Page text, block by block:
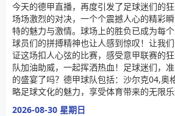
今天的德甲直播，再度引发了足球迷们的
场场激烈的对决，一个个震撼人心的精彩
特的魅力与激情。球场上的胜负已成为每个
球员们的拼搏精神也让人感到惊叹！让我
证这场扣人心弦的比赛，感受意甲联赛的
队加油助威，一起挥洒热血！足球迷们，
的盛宴了吗？德甲球队包括：沙尔克04,奥
略足球文化的魅力，享受体育带来的无限乐
2026-08-30 星期日